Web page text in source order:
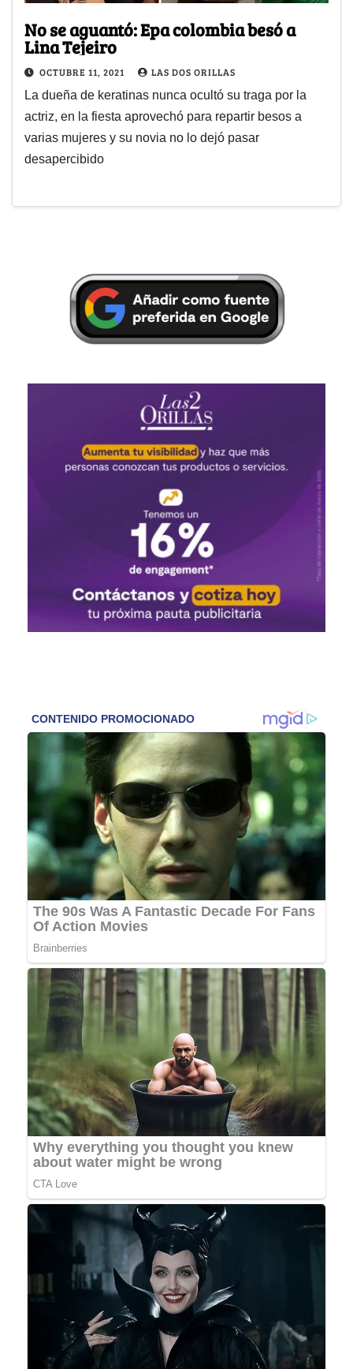
No se aguantó: Epa colombia besó a
Lina Tejeiro
OCTUBRE 11, 2021 LAS DOS ORILLAS
La dueña de keratinas nunca ocultó su traga por la
actriz, en la fiesta aprovechó para repartir besos a
varias mujeres y su novia no lo dejó pasar
desapercibido